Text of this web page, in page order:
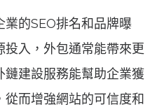
的SEO排名和品牌曝
入，外包通常能帶來更
鏈建設服務能幫助企業獲
而增強網站的可信度和